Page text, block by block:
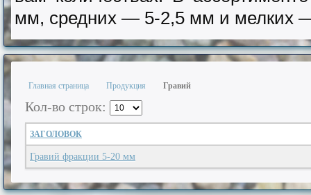
мм, средних — 5-2,5 мм и мелких
Главная страница Продукция Гравий
Кол-во строк:
ЗАГОЛОВОК
Гравий фракции 5-20 мм